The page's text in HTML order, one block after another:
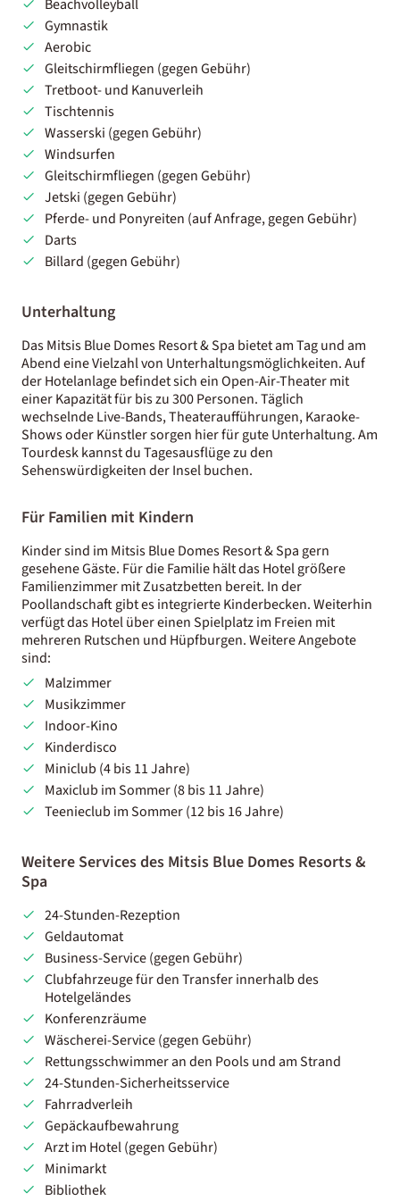
Beachvolleyball
Gymnastik
Aerobic
Gleitschirmfliegen (gegen Gebühr)
Tretboot- und Kanuverleih
Tischtennis
Wasserski (gegen Gebühr)
Windsurfen
Gleitschirmfliegen (gegen Gebühr)
Jetski (gegen Gebühr)
Pferde- und Ponyreiten (auf Anfrage, gegen Gebühr)
Darts
Billard (gegen Gebühr)
Unterhaltung
Das Mitsis Blue Domes Resort & Spa bietet am Tag und am
Abend eine Vielzahl von Unterhaltungsmöglichkeiten. Auf
der Hotelanlage befindet sich ein Open-Air-Theater mit
einer Kapazität für bis zu 300 Personen. Täglich
wechselnde Live-Bands, Theateraufführungen, Karaoke-
Shows oder Künstler sorgen hier für gute Unterhaltung. Am
Tourdesk kannst du Tagesausflüge zu den
Sehenswürdigkeiten der Insel buchen.
Für Familien mit Kindern
Kinder sind im Mitsis Blue Domes Resort & Spa gern
gesehene Gäste. Für die Familie hält das Hotel größere
Familienzimmer mit Zusatzbetten bereit. In der
Poollandschaft gibt es integrierte Kinderbecken. Weiterhin
verfügt das Hotel über einen Spielplatz im Freien mit
mehreren Rutschen und Hüpfburgen. Weitere Angebote
sind:
Malzimmer
Musikzimmer
Indoor-Kino
Kinderdisco
Miniclub (4 bis 11 Jahre)
Maxiclub im Sommer (8 bis 11 Jahre)
Teenieclub im Sommer (12 bis 16 Jahre)
Weitere Services des Mitsis Blue Domes Resorts &
Spa
24-Stunden-Rezeption
Geldautomat
Business-Service (gegen Gebühr)
Clubfahrzeuge für den Transfer innerhalb des
Hotelgeländes
Konferenzräume
Wäscherei-Service (gegen Gebühr)
Rettungsschwimmer an den Pools und am Strand
24-Stunden-Sicherheitsservice
Fahrradverleih
Gepäckaufbewahrung
Arzt im Hotel (gegen Gebühr)
Minimarkt
Bibliothek